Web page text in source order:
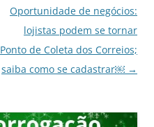
Oportunidade de negócios:
lojistas podem se tornar
Ponto de Coleta dos Correios;
saiba como se cadastrar￼ →